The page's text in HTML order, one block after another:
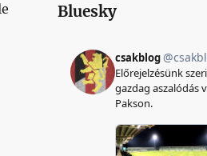
Bluesky